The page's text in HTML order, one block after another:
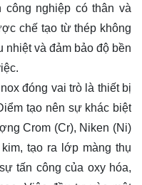
công nghiệp có thân và
chế tạo từ thép không
nhiệt và đảm bảo độ bền
đóng vai trò là thiết bị
tạo nên sự khác biệt
Crom (Cr), Niken (Ni)
tạo ra lớp màng thụ
tấn công của oxy hóa,